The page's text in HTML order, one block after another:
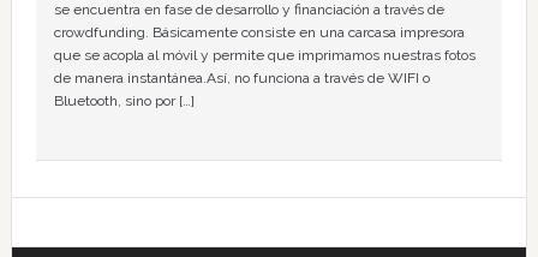
se encuentra en fase de desarrollo y financiación a través de
crowdfunding. Básicamente consiste en una carcasa impresora
que se acopla al móvil y permite que imprimamos nuestras fotos
de manera instantánea.Así, no funciona a través de WIFI o
Bluetooth, sino por […]